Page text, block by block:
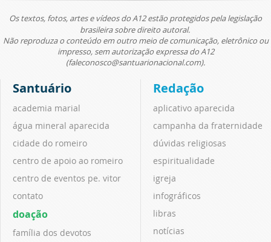
Os textos, fotos, artes e vídeos do A12 estão protegidos pela legislação
brasileira sobre direito autoral.
Não reproduza o conteúdo em outro meio de comunicação, eletrônico ou
impresso, sem autorização expressa do A12
(faleconosco@santuarionacional.com).
Santuário
academia marial
água mineral aparecida
cidade do romeiro
centro de apoio ao romeiro
centro de eventos pe. vitor
contato
doação
família dos devotos
Redação
aplicativo aparecida
campanha da fraternidade
dúvidas religiosas
espiritualidade
igreja
infográficos
libras
notícias